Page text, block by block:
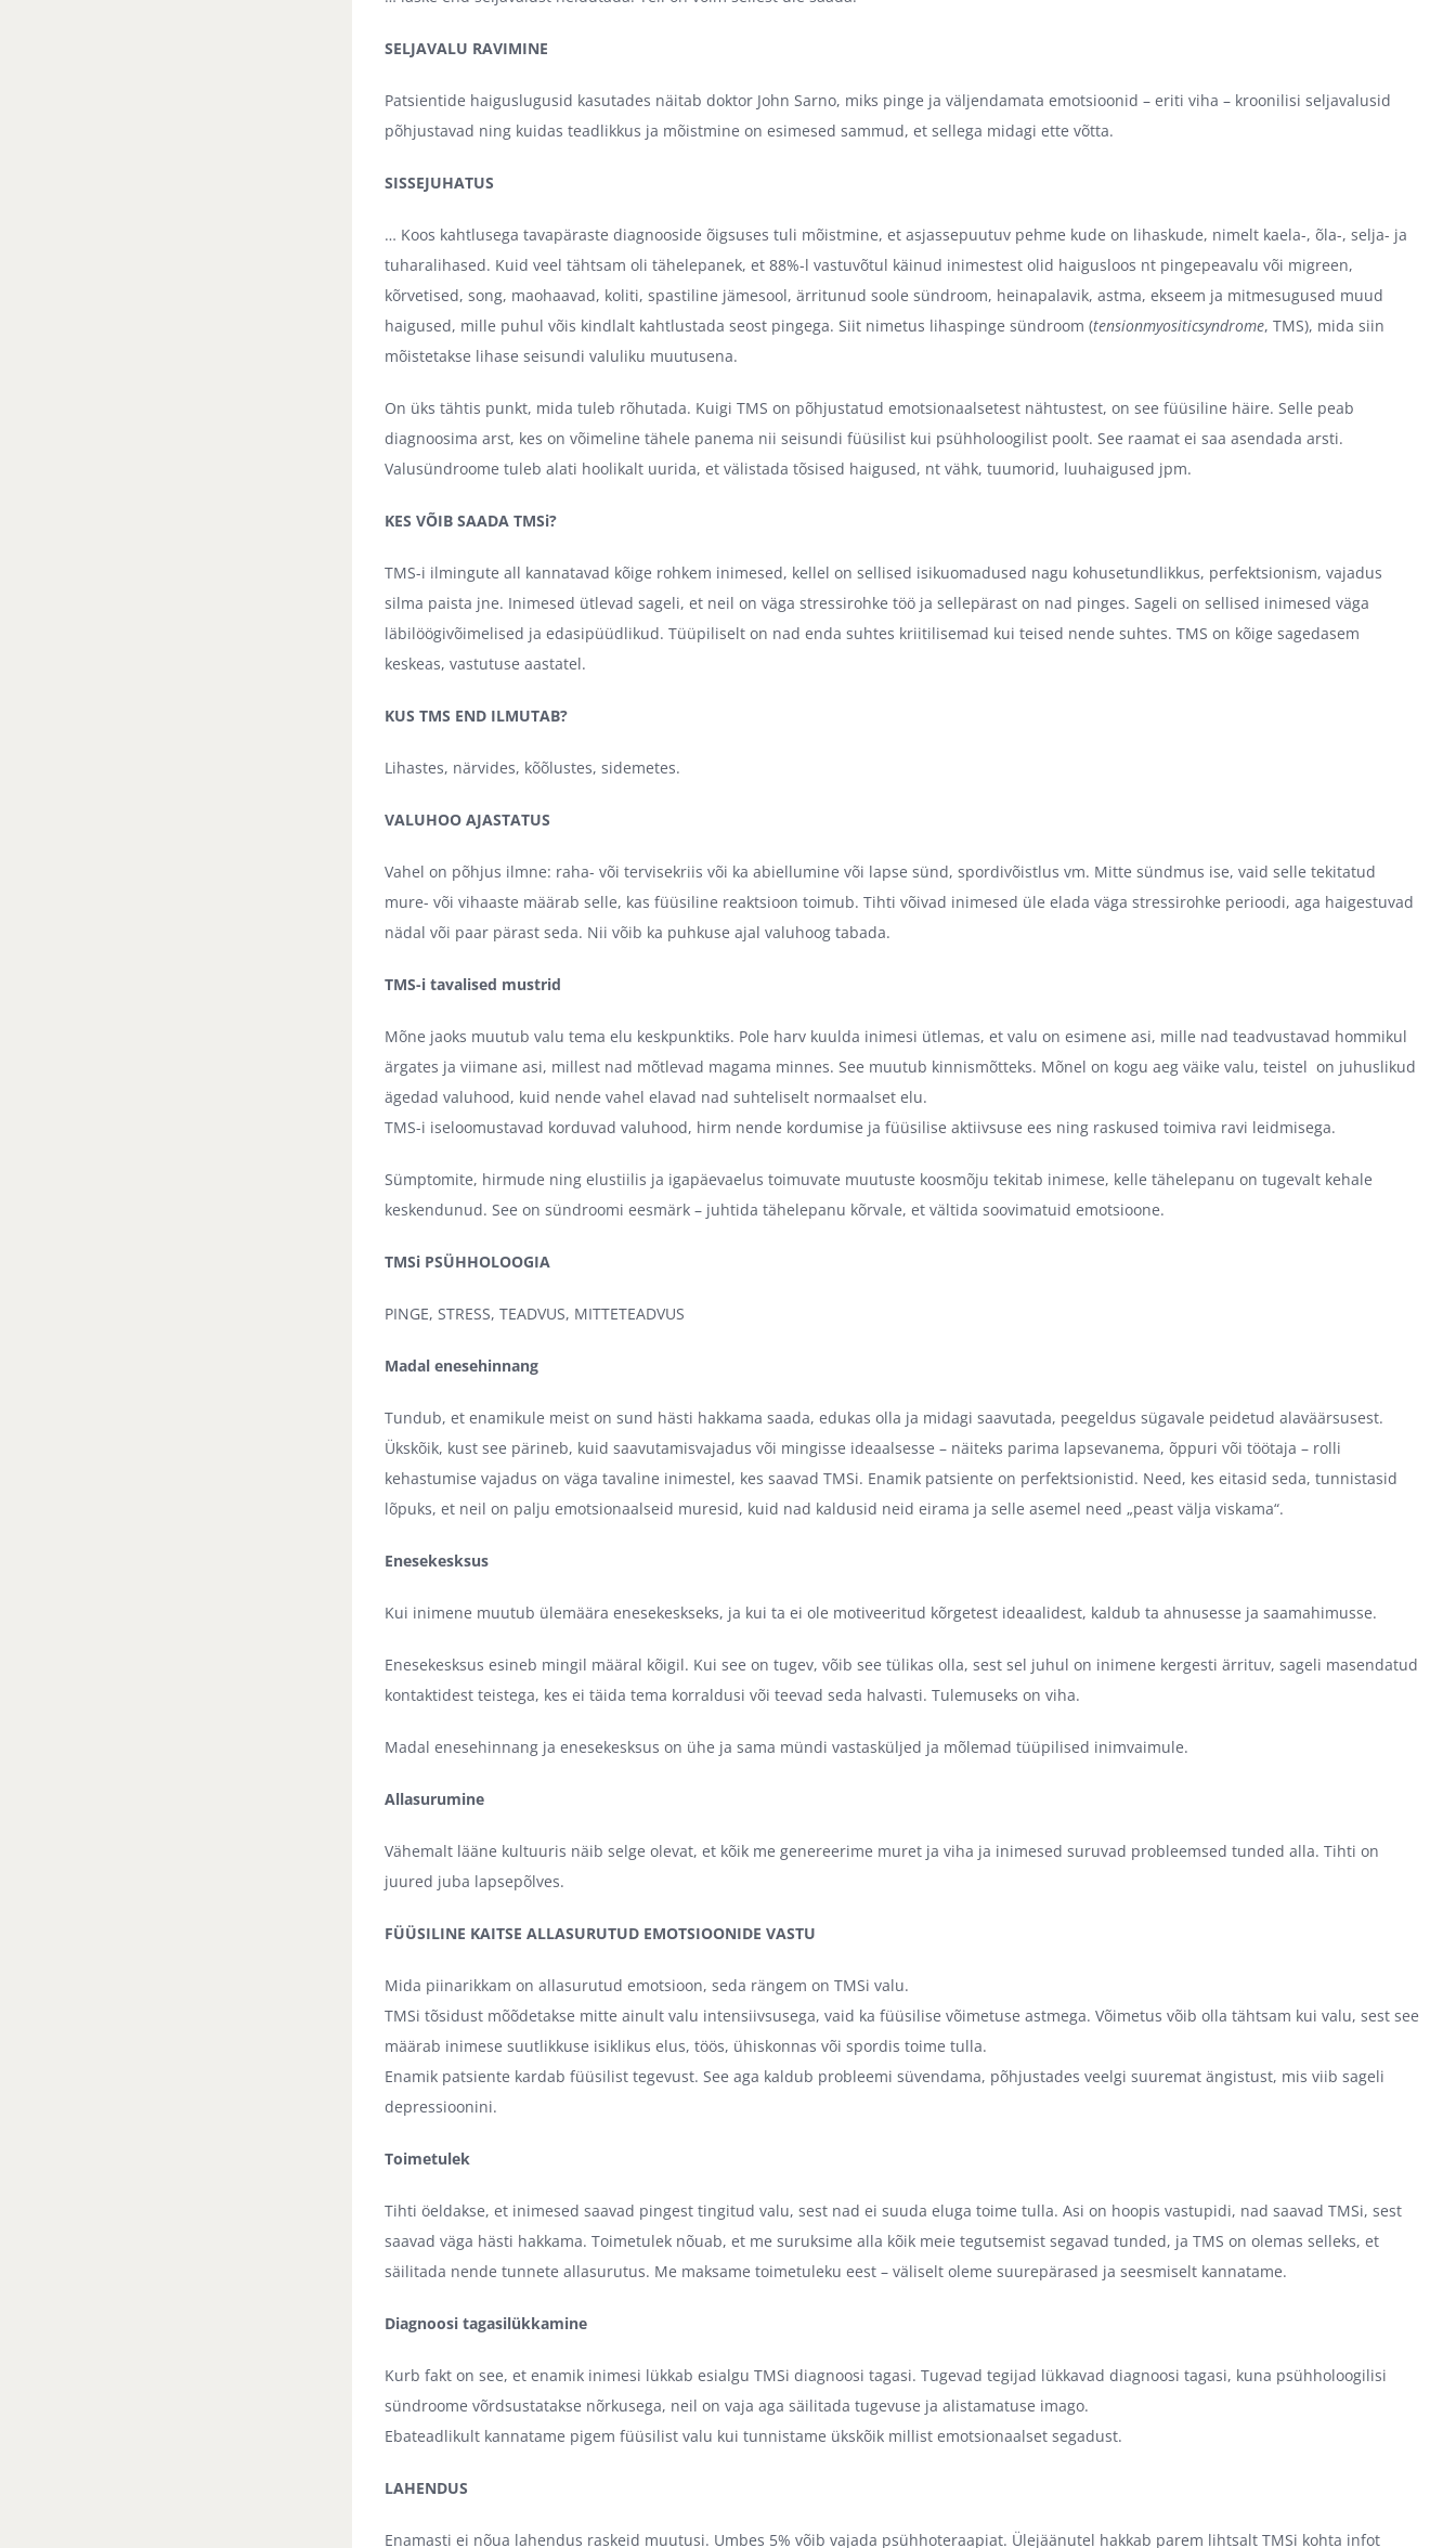
SELJAVALU RAVIMINE
Patsientide haiguslugusid kasutades näitab doktor John Sarno, miks pinge ja väljendamata emotsioonid – eriti viha – kroonilisi seljavalusid
põhjustavad ning kuidas teadlikkus ja mõistmine on esimesed sammud, et sellega midagi ette võtta.
SISSEJUHATUS
… Koos kahtlusega tavapäraste diagnooside õigsuses tuli mõistmine, et asjassepuutuv pehme kude on lihaskude, nimelt kaela-, õla-, selja- ja
tuharalihased. Kuid veel tähtsam oli tähelepanek, et 88%-l vastuvõtul käinud inimestest olid haigusloos nt pingepeavalu või migreen,
kõrvetised, song, maohaavad, koliti, spastiline jämesool, ärritunud soole sündroom, heinapalavik, astma, ekseem ja mitmesugused muud
haigused, mille puhul võis kindlalt kahtlustada seost pingega. Siit nimetus lihaspinge sündroom (tensionmyositicsyndrome, TMS), mida siin
mõistetakse lihase seisundi valuliku muutusena.
On üks tähtis punkt, mida tuleb rõhutada. Kuigi TMS on põhjustatud emotsionaalsetest nähtustest, on see füüsiline häire. Selle peab
diagnoosima arst, kes on võimeline tähele panema nii seisundi füüsilist kui psühholoogilist poolt. See raamat ei saa asendada arsti.
Valusündroome tuleb alati hoolikalt uurida, et välistada tõsised haigused, nt vähk, tuumorid, luuhaigused jpm.
KES VÕIB SAADA TMSi?
TMS-i ilmingute all kannatavad kõige rohkem inimesed, kellel on sellised isikuomadused nagu kohusetundlikkus, perfektsionism, vajadus
silma paista jne. Inimesed ütlevad sageli, et neil on väga stressirohke töö ja sellepärast on nad pinges. Sageli on sellised inimesed väga
läbilöögivõimelised ja edasipüüdlikud. Tüüpiliselt on nad enda suhtes kriitilisemad kui teised nende suhtes. TMS on kõige sagedasem
keskeas, vastutuse aastatel.
KUS TMS END ILMUTAB?
Lihastes, närvides, kõõlustes, sidemetes.
VALUHOO AJASTATUS
Vahel on põhjus ilmne: raha- või tervisekriis või ka abiellumine või lapse sünd, spordivõistlus vm. Mitte sündmus ise, vaid selle tekitatud
mure- või vihaaste määrab selle, kas füüsiline reaktsioon toimub. Tihti võivad inimesed üle elada väga stressirohke perioodi, aga haigestuvad
nädal või paar pärast seda. Nii võib ka puhkuse ajal valuhoog tabada.
TMS-i tavalised mustrid
Mõne jaoks muutub valu tema elu keskpunktiks. Pole harv kuulda inimesi ütlemas, et valu on esimene asi, mille nad teadvustavad hommikul
ärgates ja viimane asi, millest nad mõtlevad magama minnes. See muutub kinnismõtteks. Mõnel on kogu aeg väike valu, teistel on juhuslikud
ägedad valuhood, kuid nende vahel elavad nad suhteliselt normaalset elu.
TMS-i iseloomustavad korduvad valuhood, hirm nende kordumise ja füüsilise aktiivsuse ees ning raskused toimiva ravi leidmisega.
Sümptomite, hirmude ning elustiilis ja igapäevaelus toimuvate muutuste koosmõju tekitab inimese, kelle tähelepanu on tugevalt kehale
keskendunud. See on sündroomi eesmärk – juhtida tähelepanu kõrvale, et vältida soovimatuid emotsioone.
TMSi PSÜHHOLOOGIA
PINGE, STRESS, TEADVUS, MITTETEADVUS
Madal enesehinnang
Tundub, et enamikule meist on sund hästi hakkama saada, edukas olla ja midagi saavutada, peegeldus sügavale peidetud alaväärsusest.
Ükskõik, kust see pärineb, kuid saavutamisvajadus või mingisse ideaalsesse – näiteks parima lapsevanema, õppuri või töötaja – rolli
kehastumise vajadus on väga tavaline inimestel, kes saavad TMSi. Enamik patsiente on perfektsionistid. Need, kes eitasid seda, tunnistasid
lõpuks, et neil on palju emotsionaalseid muresid, kuid nad kaldusid neid eirama ja selle asemel need „peast välja viskama“.
Enesekesksus
Kui inimene muutub ülemäära enesekeskseks, ja kui ta ei ole motiveeritud kõrgetest ideaalidest, kaldub ta ahnusesse ja saamahimusse.
Enesekesksus esineb mingil määral kõigil. Kui see on tugev, võib see tülikas olla, sest sel juhul on inimene kergesti ärrituv, sageli masendatud
kontaktidest teistega, kes ei täida tema korraldusi või teevad seda halvasti. Tulemuseks on viha.
Madal enesehinnang ja enesekesksus on ühe ja sama mündi vastasküljed ja mõlemad tüüpilised inimvaimule.
Allasurumine
Vähemalt lääne kultuuris näib selge olevat, et kõik me genereerime muret ja viha ja inimesed suruvad probleemsed tunded alla. Tihti on
juured juba lapsepõlves.
FÜÜSILINE KAITSE ALLASURUTUD EMOTSIOONIDE VASTU
Mida piinarikkam on allasurutud emotsioon, seda rängem on TMSi valu.
TMSi tõsidust mõõdetakse mitte ainult valu intensiivsusega, vaid ka füüsilise võimetuse astmega. Võimetus võib olla tähtsam kui valu, sest see
määrab inimese suutlikkuse isiklikus elus, töös, ühiskonnas või spordis toime tulla.
Enamik patsiente kardab füüsilist tegevust. See aga kaldub probleemi süvendama, põhjustades veelgi suuremat ängistust, mis viib sageli
depressioonini.
Toimetulek
Tihti öeldakse, et inimesed saavad pingest tingitud valu, sest nad ei suuda eluga toime tulla. Asi on hoopis vastupidi, nad saavad TMSi, sest
saavad väga hästi hakkama. Toimetulek nõuab, et me suruksime alla kõik meie tegutsemist segavad tunded, ja TMS on olemas selleks, et
säilitada nende tunnete allasurutus. Me maksame toimetuleku eest – väliselt oleme suurepärased ja seesmiselt kannatame.
Diagnoosi tagasilükkamine
Kurb fakt on see, et enamik inimesi lükkab esialgu TMSi diagnoosi tagasi. Tugevad tegijad lükkavad diagnoosi tagasi, kuna psühholoogilisi
sündroome võrdsustatakse nõrkusega, neil on vaja aga säilitada tugevuse ja alistamatuse imago.
Ebateadlikult kannatame pigem füüsilist valu kui tunnistame ükskõik millist emotsionaalset segadust.
LAHENDUS
Enamasti ei nõua lahendus raskeid muutusi. Umbes 5% võib vajada psühhoteraapiat. Ülejäänutel hakkab parem lihtsalt TMSi kohta infot